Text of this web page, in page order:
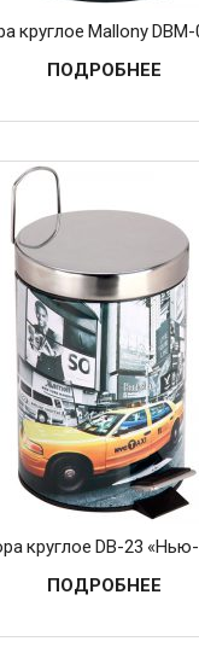
круглое Mallony
ПОДРОБНЕЕ
круглое DB-23
ПОДРОБНЕЕ